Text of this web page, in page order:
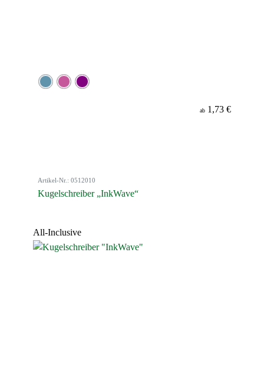
ab 1,73 €
Artikel-Nr.: 0512010
Kugelschreiber „InkWave“
All-Inclusive